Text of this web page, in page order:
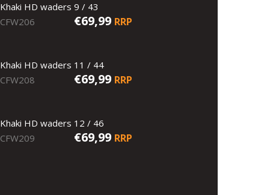
Khaki HD waders 9 / 43
CFW206
€69,99 RRP
Khaki HD waders 11 / 44
CFW208
€69,99 RRP
Khaki HD waders 12 / 46
CFW209
€69,99 RRP